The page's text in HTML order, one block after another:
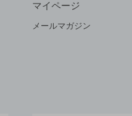
マイページ
メールマガジン